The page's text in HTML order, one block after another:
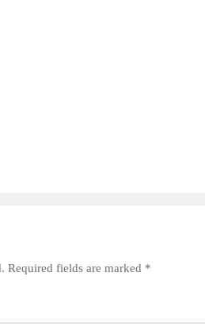
Required fields are marked *